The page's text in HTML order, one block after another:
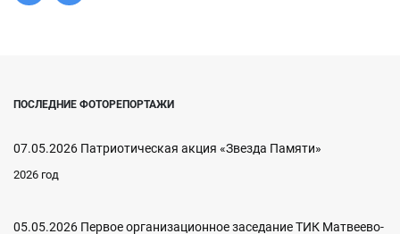
ПОСЛЕДНИЕ ФОТОРЕПОРТАЖИ
07.05.2026 Патриотическая акция «Звезда Памяти»
2026 год
05.05.2026 Первое организационное заседание ТИК Матвеево-